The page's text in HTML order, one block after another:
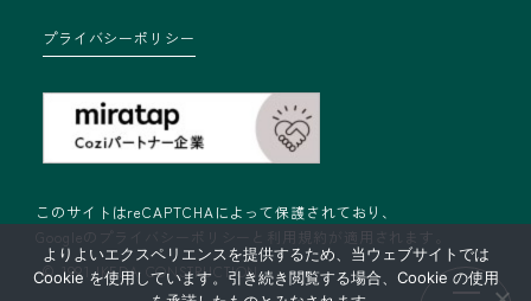
プライバシーポリシー
このサイトはreCAPTCHAによって保護されており、
プライバシーポリシー 利用規約 が適用されます。
© 1991 IKEDA CONSTRUCTION
よりよいエクスペリエンスを提供するため、当ウェブサイトでは
Cookie を使用しています。引き続き閲覧する場合、Cookie の使用